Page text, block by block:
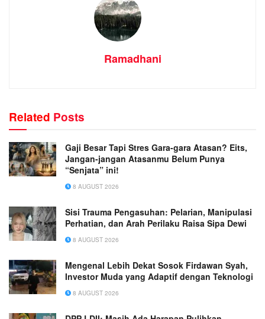
Ramadhani
Related Posts
Gaji Besar Tapi Stres Gara-gara Atasan? Eits,
Jangan-jangan Atasanmu Belum Punya
“Senjata” ini!
8 AUGUST 2026
Sisi Trauma Pengasuhan: Pelarian, Manipulasi
Perhatian, dan Arah Perilaku Raisa Sipa Dewi
8 AUGUST 2026
Mengenal Lebih Dekat Sosok Firdawan Syah,
Investor Muda yang Adaptif dengan Teknologi
8 AUGUST 2026